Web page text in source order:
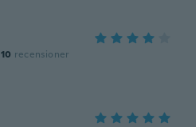
10 recensioner